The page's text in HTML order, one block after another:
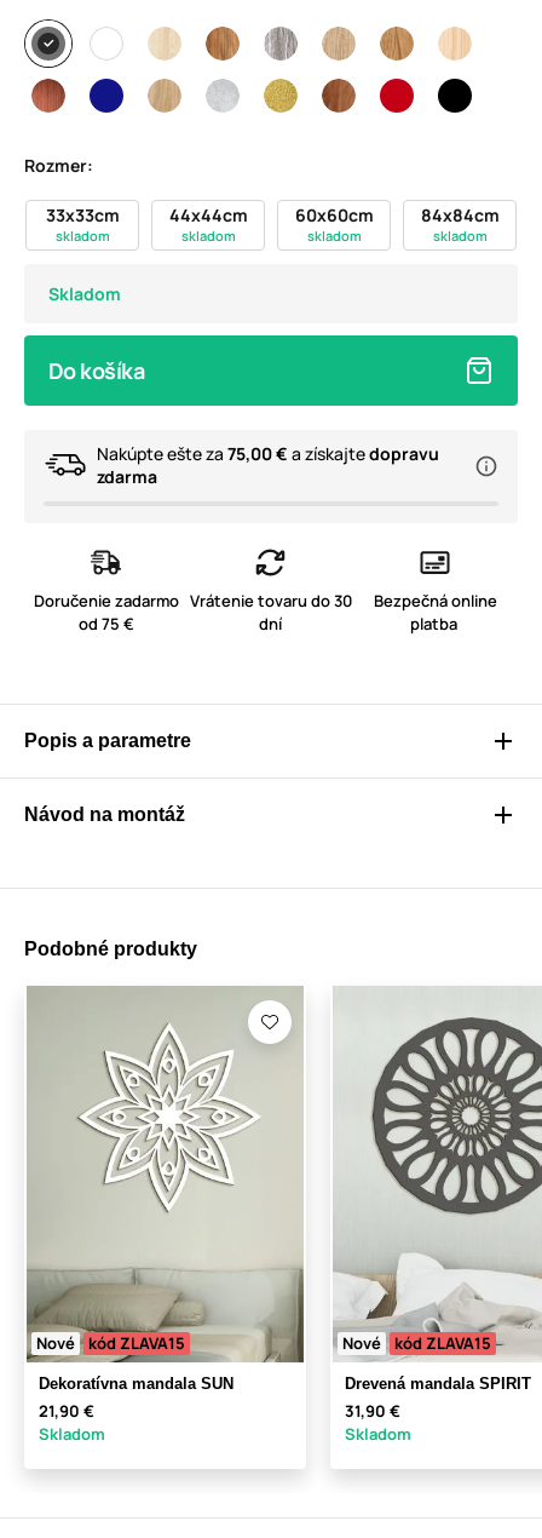
Rozmer:
33x33cm
skladom
44x44cm
skladom
60x60cm
skladom
84x84cm
skladom
Skladom
Do košíka
Nakúpte ešte za 75,00 € a získajtedopravu
zdarma
Doručenie zadarmo
od 75 €
Vrátenie tovaru do 30
dní
Bezpečná online
platba
Popis a parametre
Návod na montáž
Podobné produkty
Nové kód ZLAVA15
Dekoratívna mandala SUN
21,90 €
Skladom
Nové kód ZLAVA15
Drevená mandala SPIRIT
31,90 €
Skladom